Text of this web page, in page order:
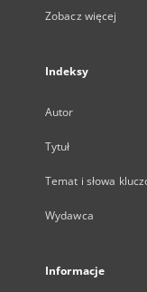
Zobacz więcej
Indeksy
Autor
Tytuł
Temat i słowa
Wydawca
Informacje